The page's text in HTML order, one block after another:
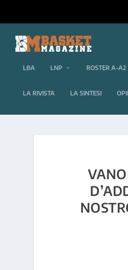
LBA LNP ROSTER A-A2
LA RIVISTA LA SINTESI